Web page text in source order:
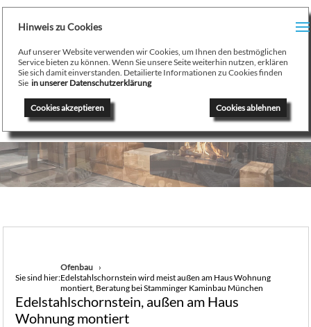
/
Hinweis zu Cookies
Auf unserer Website verwenden wir Cookies, um Ihnen den bestmöglichen
Service bieten zu können. Wenn Sie unsere Seite weiterhin nutzen, erklären
Sie sich damit einverstanden. Detailierte Informationen zu Cookies finden
Sie in unserer Datenschutzerklärung
Cookies ablehnen
Cookies akzeptieren
August Stamminger
Beratung - Planung - Ausführung - Wartung - Reparatur
Ofenbau Kaminbau Gaskamine Kachelofen Heizkamine
Sie sind hier:
Ofenbau
Edelstahlschornstein wird meist außen am Haus Wohnung
montiert, Beratung bei Stamminger Kaminbau München
Edelstahlschornstein, außen am Haus
Wohnung montiert